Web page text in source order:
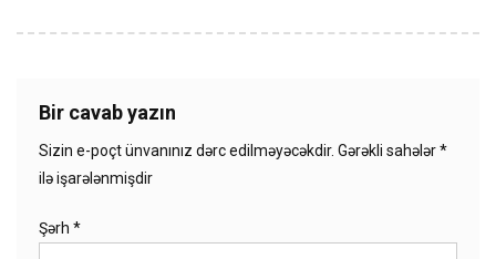
Bir cavab yazın
Sizin e-poçt ünvanınız dərc edilməyəcəkdir. Gərəkli sahələr*
ilə işarələnmişdir
Şərh *